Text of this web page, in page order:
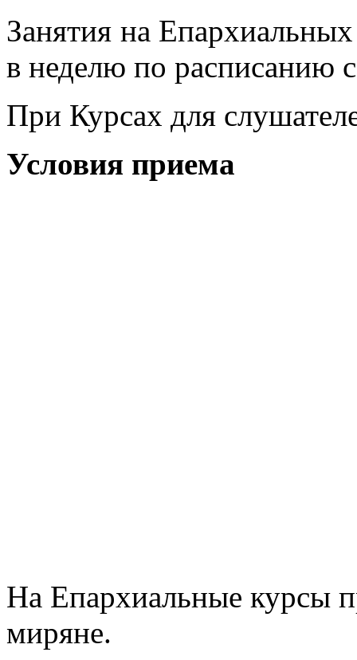
Занятия на
в неделю по расписанию
При Курсах для
Условия приема
На Епархиальные курсы
миряне.